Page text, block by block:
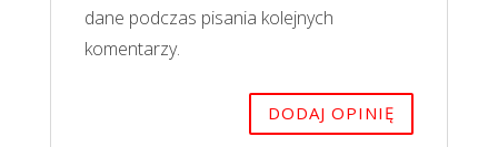
dane podczas pisania kolejnych
komentarzy.